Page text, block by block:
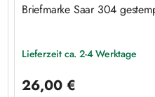
Briefmarke Saar 304
Lieferzeit ca. 2-4 Werktage
26,00 €